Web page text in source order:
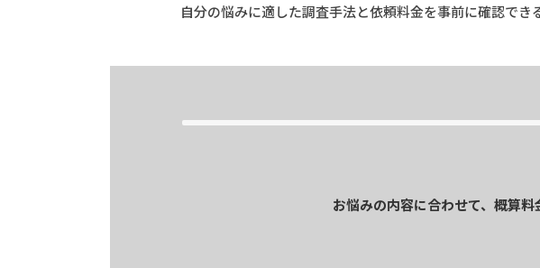
自分の悩みに適した調査手法と依頼料金を事前に確認で
お悩みの内容に合わせて、概算